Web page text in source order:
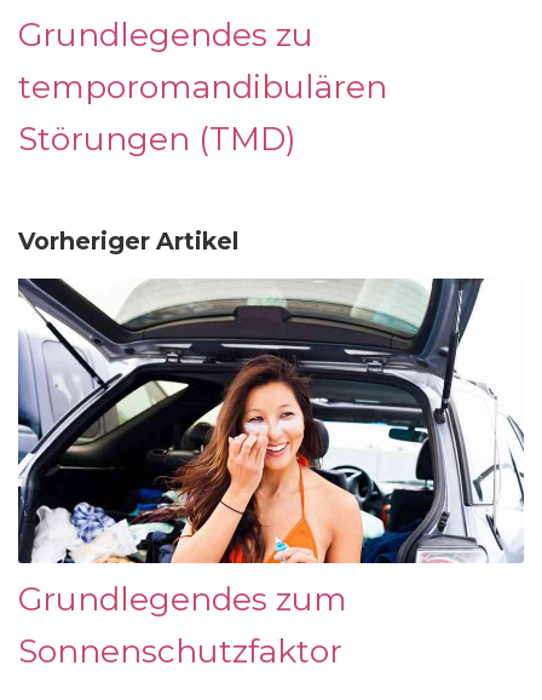
Grundlegendes zu
temporomandibulären
Störungen (TMD)
Vorheriger Artikel
Grundlegendes zum
Sonnenschutzfaktor